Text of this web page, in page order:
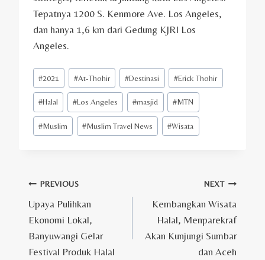
Tepatnya 1200 S. Kenmore Ave. Los Angeles,
dan hanya 1,6 km dari Gedung KJRI Los
Angeles.
Post
Tags:
#2021 #At-Thohir #Destinasi #Erick Thohir
#Halal #Los Angeles #masjid #MTN
#Muslim #Muslim Travel News #Wisata
Post
navigation
PREVIOUS
Upaya Pulihkan
Ekonomi Lokal,
Banyuwangi Gelar
Festival Produk Halal
NEXT
Kembangkan Wisata
Halal, Menparekraf
Akan Kunjungi Sumbar
dan Aceh